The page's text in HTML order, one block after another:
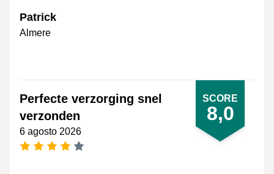
Patrick
Almere
SCORE
8,0
Perfecte verzorging snel
verzonden
6 agosto 2026